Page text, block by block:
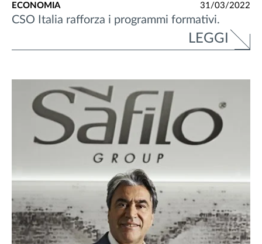
ECONOMIA 31/03/2022
CSO Italia rafforza i programmi formativi.
LEGGI